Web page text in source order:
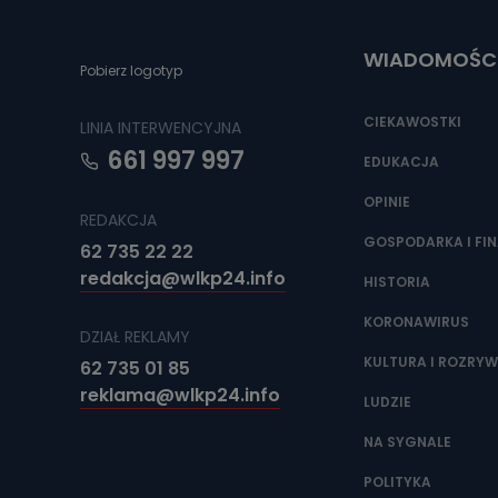
Jakie
Państwa (lub
źródeł
oraz partnerzy
Jak
Można to
Pobierz logotyp
LINIA INTERWENCYJNA
661 997 997
REDAKCJA
62 735 22 22
redakcja@wlkp24.info
DZIAŁ REKLAMY
62 735 01 85
reklama@wlkp24.info
CIEKAWOSTKI
EDUKACJA
OPINIE
GOSPODARKA I
HISTORIA
KORONAWIRUS
KULTURA I
LUDZIE
NA SYGNALE
POLITYKA